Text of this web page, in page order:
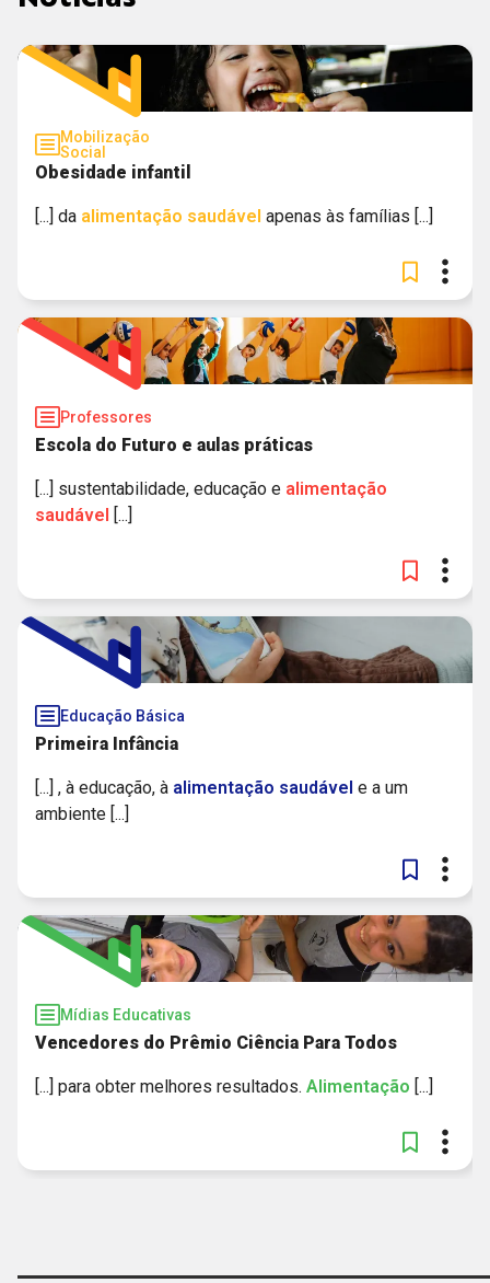
Mobilização
Social
Obesidade infantil
[...] da alimentação saudável apenas às famílias [...]
Professores
Escola do Futuro e aulas práticas
[...] sustentabilidade, educação e alimentação
saudável [...]
Educação Básica
Primeira Infância
[...] , à educação, à alimentação saudável e a um
ambiente [...]
Mídias Educativas
Vencedores do Prêmio Ciência Para Todos
[...] para obter melhores resultados. Alimentação [...]